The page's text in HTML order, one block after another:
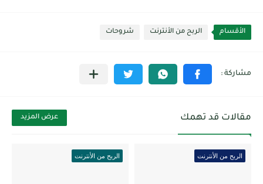
الأقسام الربح من الأنترنت شروحات
مقالات قد تهمك عرض المزيد
الربح من الأنترنت الربح من الأنترنت